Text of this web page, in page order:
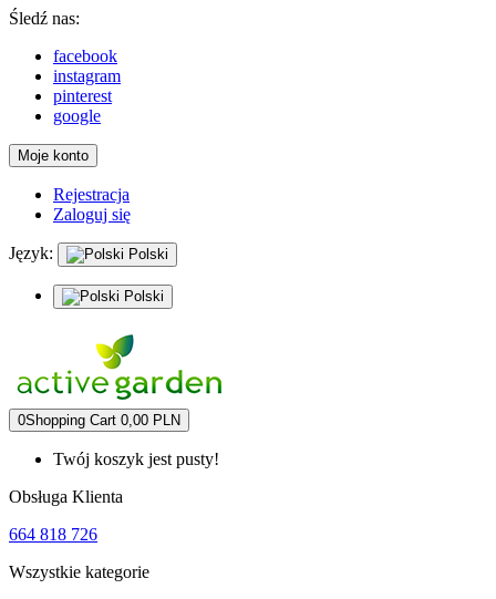
Śledź nas:
facebook
instagram
pinterest
google
Moje konto
Rejestracja
Zaloguj się
Język: Polski
Polski
0Shopping Cart 0,00 PLN
Twój koszyk jest pusty!
Obsługa Klienta
664 818 726
Wszystkie kategorie